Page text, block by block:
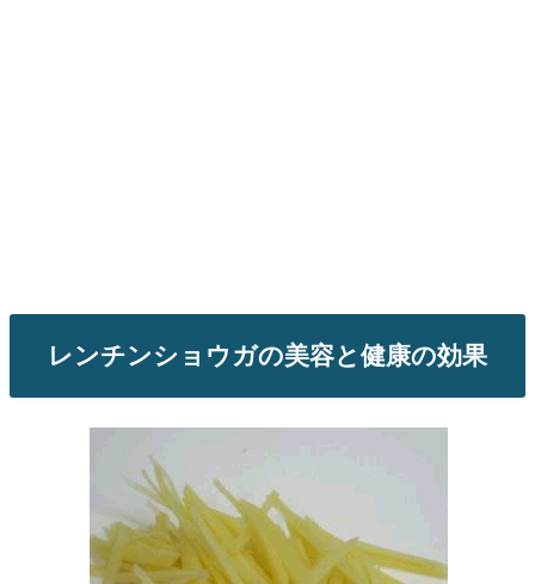
レンチンショウガの美容と健康の効果